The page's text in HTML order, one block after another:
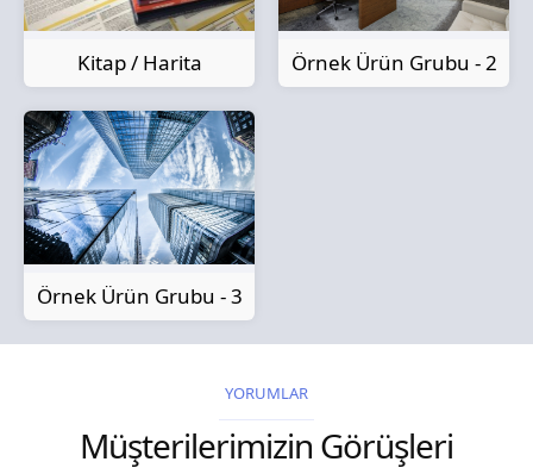
Kitap / Harita Örnek Ürün Grubu - 2
Örnek Ürün Grubu - 3
YORUMLAR
Müşterilerimizin Görüşleri